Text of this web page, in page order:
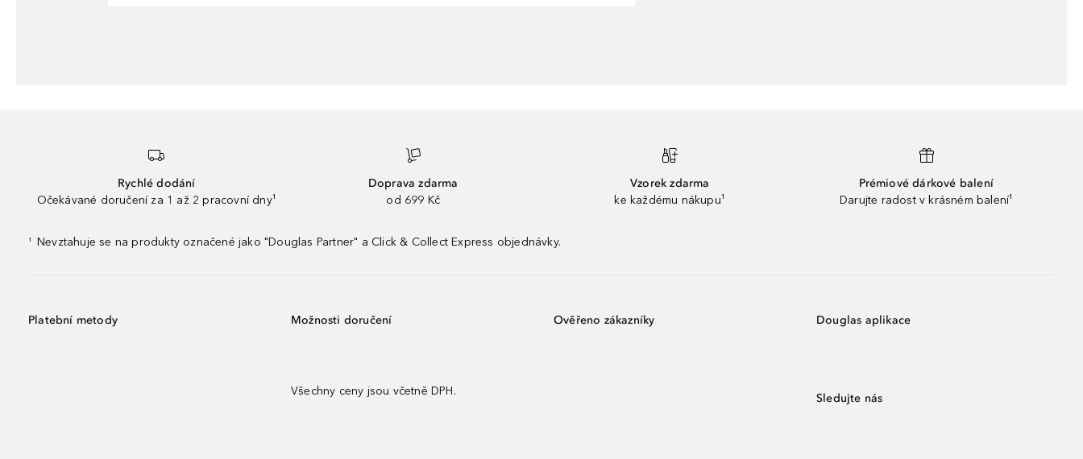
Rychlé dodání
Očekávané doručení za 1 až 2 pracovní dny¹
Doprava zdarma
od 699 Kč
Vzorek zdarma
ke každému nákupu¹
Prémiové dárkové balení
Darujte radost v krásném balení¹
¹ Nevztahuje se na produkty označené jako "Douglas Partner" a Click & Collect Express objednávky.
Platební metody Možnosti doručení
Všechny ceny jsou včetně DPH.
Ověřeno zákazníky Douglas aplikace
Sledujte nás